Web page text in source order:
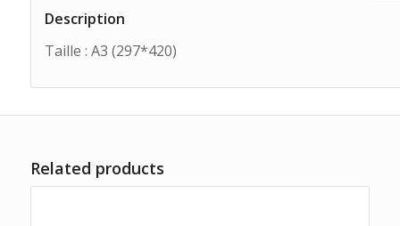
Description
Taille : A3 (297*420)
Related products